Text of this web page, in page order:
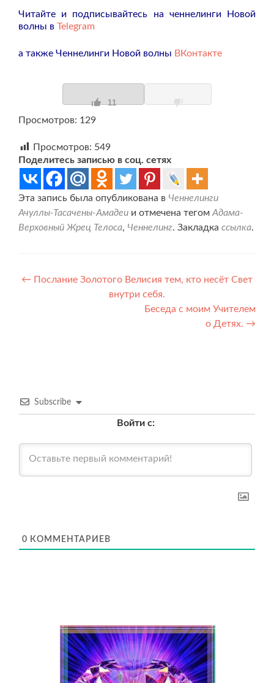
Читайте и подписывайтесь на ченнелинги Новой
волны в Telegram
а также Ченнелинги Новой волны ВКонтакте
11
Просмотров: 129
Просмотров: 549
Поделитесь записью в соц. сетях
Эта запись была опубликована в Ченнелинги
Ачуллы-Тасачены-Амадеи и отмечена тегом Адама-
Верховный Жрец Телоса, Ченнелинг. Закладка ссылка.
Навигация
← Послание Золотого Велисия тем, кто несёт Свет
внутри себя.
Беседа с моим Учителем
о Детях. →
Subscribe
Войти с:
0 КОММЕНТАРИЕВ